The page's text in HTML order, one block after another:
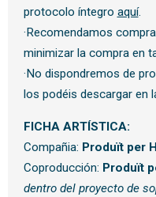
protocolo íntegro aquí.
·Recomendamos
minimizar la compra en
·No dispondremos de
los podéis descargar en
FICHA ARTÍSTICA:
Compañia: Produït per
Coproducción: Produït
dentro del proyecto de